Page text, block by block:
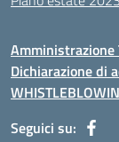
Amministrazione
Dichiarazione di
Seguici su: